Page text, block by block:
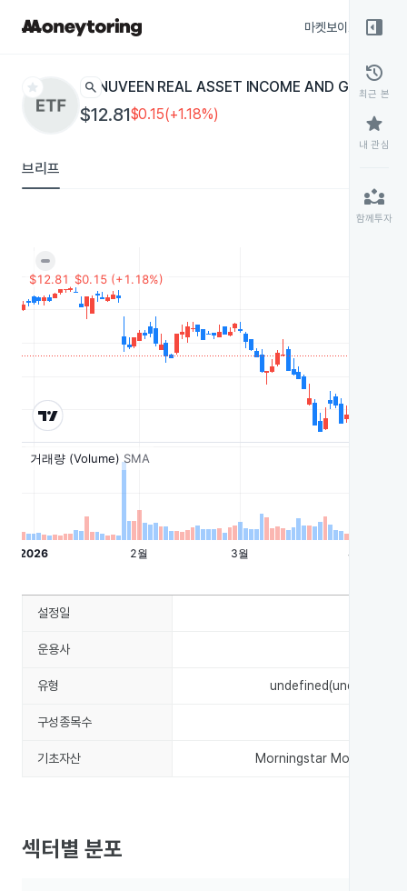
마켓보이스
star search NUVEEN REAL ASSET INCOME AND GROWTH
$12.81$0.15(+1.18%)
브리프
right_panel_open
history
최근 본
star
내 관심
partner_exchange
함께투자